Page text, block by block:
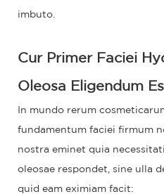
imbuto.
Cur Primer Faciei
Oleosa Eligendum
In mundo rerum
fundamentum faciei firmum
nostra eminet quia
oleosae respondet, sine ulla
quid eam eximiam facit: